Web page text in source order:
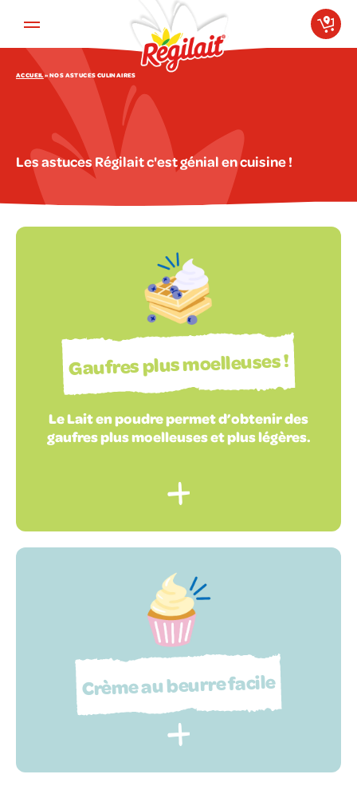
ACCUEIL»NOS ASTUCES CULINAIRES
Les astuces Régilait c'est génial en cuisine !
Gaufres plus moelleuses !
Le Lait en poudre permet d’obtenir des
gaufres plus moelleuses et plus légères.
Crème au beurre facile